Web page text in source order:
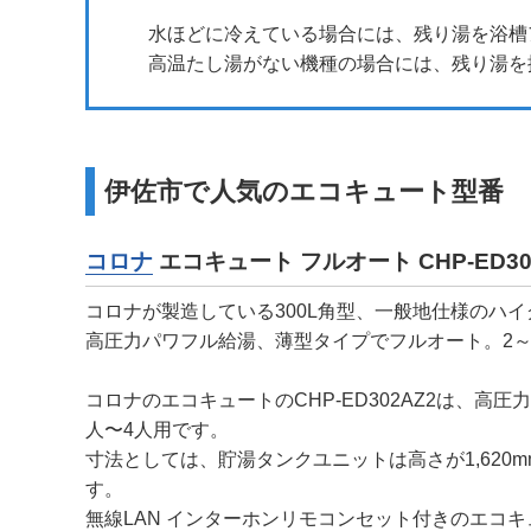
水ほどに冷えている場合には、残り湯を浴
高温たし湯がない機種の場合には、残り湯
伊佐市で人気のエコキュート型番
コロナ エコキュート フルオート CHP-
コロナが製造している300L角型、一般地仕様のハ
高圧力パワフル給湯、薄型タイプでフルオート。2
コロナのエコキュートのCHP-ED302AZ2は、高圧
人〜4人用です。
寸法としては、貯湯タンクユニットは高さが
す。
無線LAN インターホンリモコンセット付きのエコ